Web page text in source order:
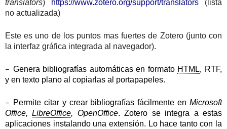
translators) https://www.zotero.org/support/translators (lista
no actualizada)
Este es uno de los puntos mas fuertes de Zotero (junto con
la interfaz gráfica integrada al navegador).
– Genera bibliografías automáticas en formato HTML, RTF,
y en texto plano al copiarlas al portapapeles.
– Permite citar y crear bibliografías fácilmente en Microsoft
Office,LibreOffice, OpenOffice. Zotero se integra a estas
aplicaciones instalando una extensión. Lo hace tanto con la